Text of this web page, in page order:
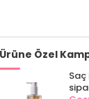
Ürüne Özel
Saç